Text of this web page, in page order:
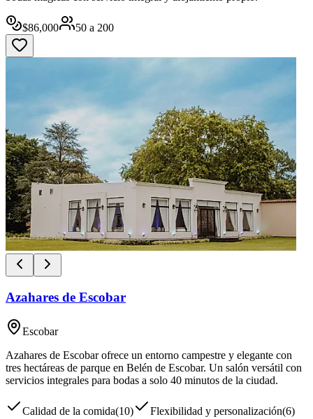
$86,000 50 a 200
Azahares de Escobar
Escobar
Azahares de Escobar ofrece un entorno campestre y elegante con
tres hectáreas de parque en Belén de Escobar. Un salón versátil con
servicios integrales para bodas a solo 40 minutos de la ciudad.
Calidad de la comida(10) Flexibilidad y personalización(6)